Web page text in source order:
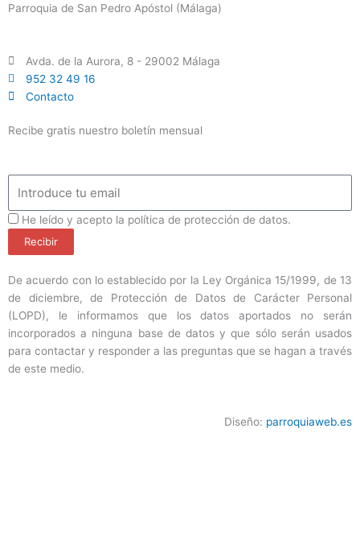
Parroquia de San Pedro Apóstol (Málaga)
Avda. de la Aurora, 8 - 29002 Málaga
952 32 49 16
Contacto
Recibe gratis nuestro boletín mensual
ProteccionDatos
He leído y acepto la política de protección de datos.
Recibir
De acuerdo con lo establecido por la Ley Orgánica 15/1999, de 13
de diciembre, de Protección de Datos de Carácter Personal
(LOPD), le informamos que los datos aportados no serán
incorporados a ninguna base de datos y que sólo serán usados
para contactar y responder a las preguntas que se hagan a través
de este medio.
Diseño: parroquiaweb.es